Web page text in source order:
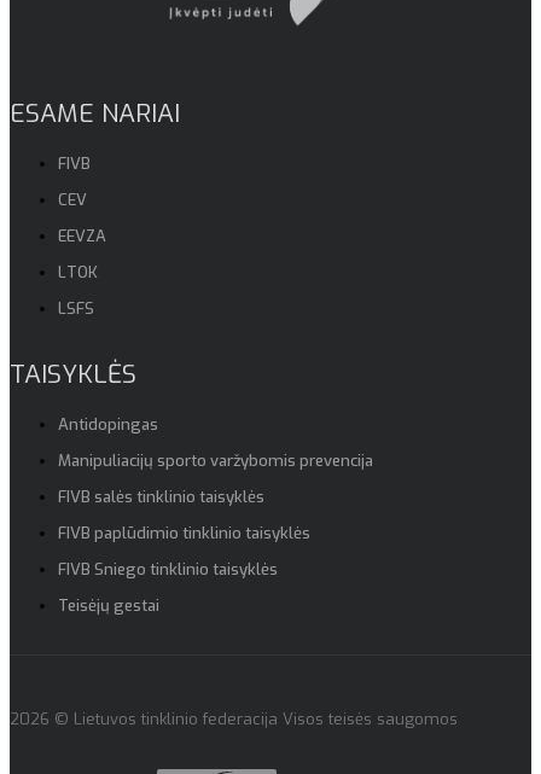
ESAME NARIAI
FIVB
CEV
EEVZA
LTOK
LSFS
TAISYKLĖS
Antidopingas
Manipuliacijų sporto varžybomis prevencija
FIVB salės tinklinio taisyklės
FIVB paplūdimio tinklinio taisyklės
FIVB Sniego tinklinio taisyklės
Teisėjų gestai
2026 © Lietuvos tinklinio federacija Visos teisės saugomos